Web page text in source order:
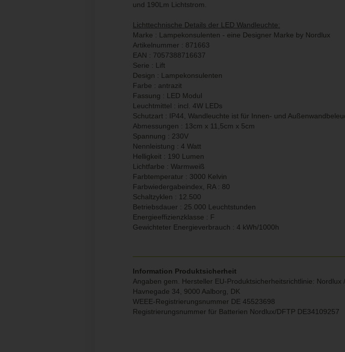
und 190Lm Lichtstrom.
Lichttechnische Details der LED Wandleuchte:
Marke : Lampekonsulenten - eine Designer Marke by Nordlux
Artikelnummer : 871663
EAN : 7057388716637
Serie : Lift
Design : Lampekonsulenten
Farbe : antrazit
Fassung : LED Modul
Leuchtmittel : incl. 4W LEDs
Schutzart : IP44, Wandleuchte ist für Innen- und
Abmessungen : 13cm x 11,5cm x 5cm
Spannung : 230V
Nennleistung : 4 Watt
Helligkeit : 190 Lumen
Lichtfarbe : Warmweiß
Farbtemperatur : 3000 Kelvin
Farbwiedergabeindex, RA : 80
Schaltzyklen : 12.500
Betriebsdauer : 25.000 Leuchtstunden
Energieeffizienzklasse : F
Gewichteter Energieverbrauch : 4 kWh/1000h
Information Produktsicherheit
Angaben gem. Hersteller EU-Produktsicherheitsrichtlinie:
Havnegade 34, 9000 Aalborg, DK
WEEE-Registrierungsnummer DE 45523698
Registrierungsnummer für Batterien Nordlux/DFTP DE34109257